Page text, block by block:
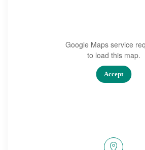
Google Maps service
to load this map.
Accept